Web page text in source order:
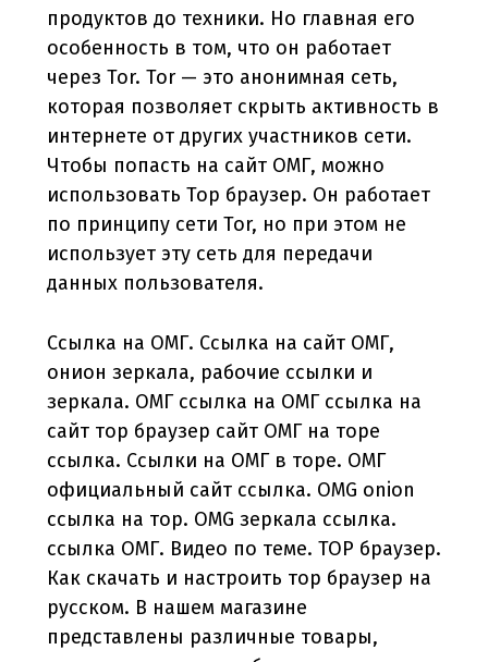
продуктов до техники. Но главная его
особенность в том, что он работает
через Tor. Tor — это анонимная сеть,
которая позволяет скрыть активность в
интернете от других участников сети.
Чтобы попасть на сайт ОМГ, можно
использовать Тор браузер. Он работает
по принципу сети Tor, но при этом не
использует эту сеть для передачи
данных пользователя.
Ссылка на ОМГ. Ссылка на сайт ОМГ,
онион зеркала, рабочие ссылки и
зеркала. ОМГ ссылка на ОМГ ссылка на
сайт тор браузер сайт ОМГ на торе
ссылка. Ссылки на ОМГ в торе. ОМГ
официальный сайт ссылка. OMG onion
ссылка на тор. OMG зеркала ссылка.
ссылка ОМГ. Видео по теме. ТОР браузер.
Как скачать и настроить тор браузер на
русском. В нашем магазине
представлены различные товары,